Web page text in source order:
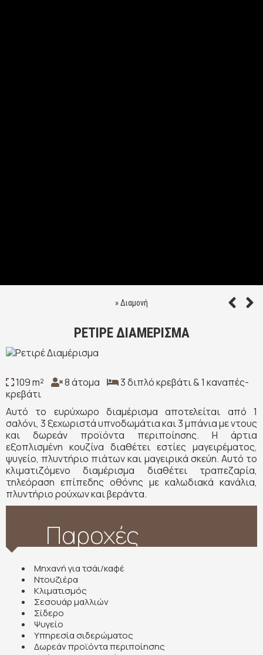
»Διαμονή
ΡΕΤΙΡΈ ΔΙΑΜΈΡΙΣΜΑ
109 m² 8 άτομα
3 διπλό κρεβάτι & 1 καναπές-
κρεβάτι
Αυτό το ευρύχωρο διαμέρισμα αποτελείται από 1
σαλόνι, 3 ξεχωριστά υπνοδωμάτια και 3 μπάνια με ντους
και δωρεάν προϊόντα περιποίησης. Η άρτια
εξοπλισμένη κουζίνα διαθέτει εστίες μαγειρέματος,
ψυγείο, πλυντήριο πιάτων και μαγειρικά σκεύη. Αυτό το
κλιματιζόμενο διαμέρισμα διαθέτει τραπεζαρία,
τηλεόραση επίπεδης οθόνης με καλωδιακά κανάλια,
πλυντήριο ρούχων και βεράντα.
Παροχές
Μηχανή για τσάι/καφέ
Ντουζιέρα
Κλιματισμός
Σεσουάρ μαλλιών
Σίδερο
Ψυγείο
Υπηρεσία σιδερώματος
Δωρεάν προϊόντα περιποίησης